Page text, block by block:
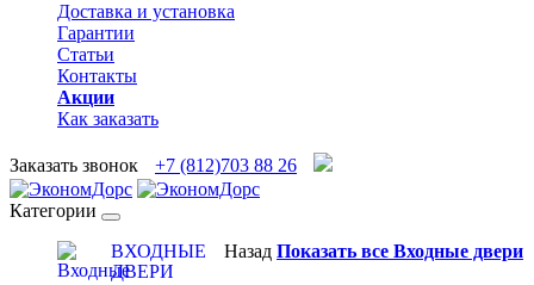
Доставка и установка
Гарантии
Статьи
Контакты
Акции
Как заказать
Заказать звонок +7 (812)703 88 26
Категории
ВХОДНЫЕ
ДВЕРИ
Назад Показать все Входные двери